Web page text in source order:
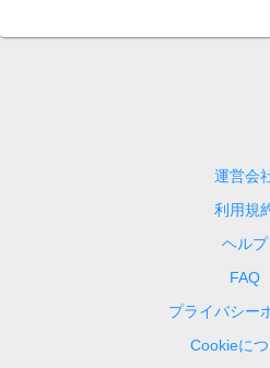
運営会
利用規
ヘルプ
FAQ
プライバシー
Cookieに